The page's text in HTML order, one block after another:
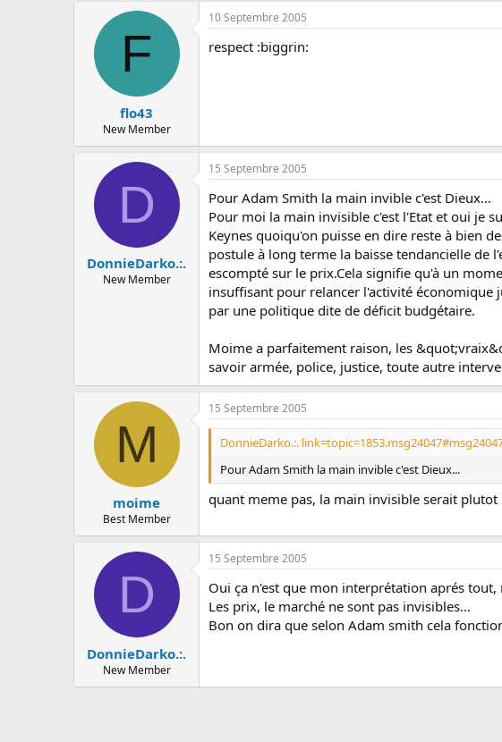
F
flo43
New Member
10 Septembre 2005
respect :biggrin:
D
DonnieDarko.:.
New Member
15 Septembre 2005
Pour Adam Smith la main invible c'est Dieux...
Pour moi la main invisible c'est l'Etat et oui je
Keynes quoiqu'on puisse en dire reste à bien
postule à long terme la baisse tendancielle de
escompté sur le prix.Cela signifie qu'à un
insuffisant pour relancer l'activité
par une politique dite de déficit budgétaire.
Moime a parfaitement raison, les
savoir armée, police, justice, toute autre
M
moime
Best Member
15 Septembre 2005
DonnieDarko.:.
Pour Adam Smith la main invible c'est Dieux...
quant meme pas, la main invisible serait
D
DonnieDarko.:.
New Member
15 Septembre 2005
Oui ça n'est que mon interprétation aprés
Les prix, le marché ne sont pas invisibles...
Bon on dira que selon Adam smith cela